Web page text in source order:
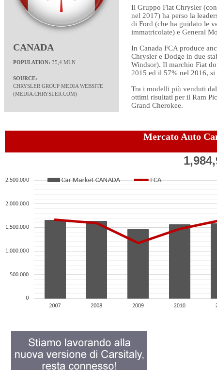
CANADA
POPULATION: 35,4 MLN
SOURCE:
CHRYSLER GROUP MEDIA WEBSITE
(MEDIA.CHRYSLER.COM)
Il Gruppo Fiat Chrysler
nel 2017) ha perso la
di Ford (che ha guidato le
immatricolate) e General
In Canada FCA produce
Chrysler e Dodge in due
Windsor). Il marchio Fiat
2015 ed il 57% nel 2016, si
Tra i modelli più venduti
ottimi risultati per il Ram
Grand Cherokee.
Mercato Auto